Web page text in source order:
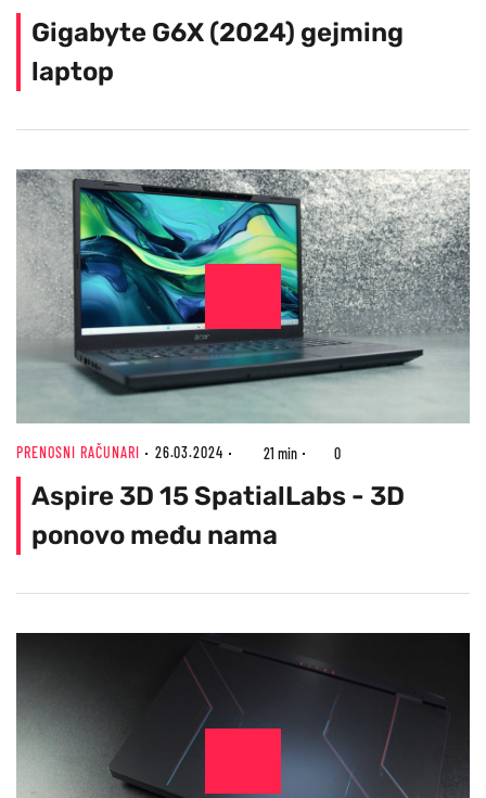
Gigabyte G6X (2024) gejming
laptop
PRENOSNI RAČUNARI 26.03.2024 21 min 0
Aspire 3D 15 SpatialLabs - 3D
ponovo među nama